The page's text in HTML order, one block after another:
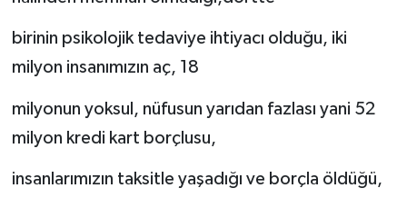
birinin psikolojik tedaviye ihtiyacı olduğu, iki
milyon insanımızın aç, 18
milyonun yoksul, nüfusun yarıdan fazlası yani 52
milyon kredi kart borçlusu,
insanlarımızın taksitle yaşadığı ve borçla öldüğü,